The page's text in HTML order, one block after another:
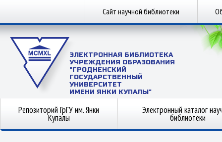
Сайт научной библиотеки
ЭЛЕКТРОННАЯ БИБЛИОТЕКА
УЧРЕЖДЕНИЯ ОБРАЗОВАНИЯ
"ГРОДНЕНСКИЙ
ГОСУДАРСТВЕННЫЙ
УНИВЕРСИТЕТ
ИМЕНИ ЯНКИ КУПАЛЫ"
Репозиторий ГрГУ им. Янки
Купалы
Электронный каталог
библиотеки